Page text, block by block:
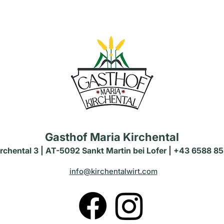
Gasthof Maria Kirchental
3 | AT-5092 Sankt Martin bei Lofer | +43 6588
info@kirchentalwirt.com